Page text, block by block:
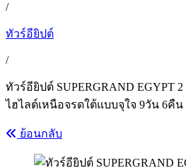
/
ทัวร์อียิปต์
/
ทัวร์อียิปต์ SUPERGRAND EGYPT
ไฮไลต์เหนือจรดใต้แบบจุใจ 9วัน 6คืน
ย้อนกลับ